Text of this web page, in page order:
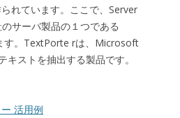
れています。ここで、Server
サーバ製品の１つである
す。TextPorte rは、Microsoft
ストを抽出する製品です。
活用例